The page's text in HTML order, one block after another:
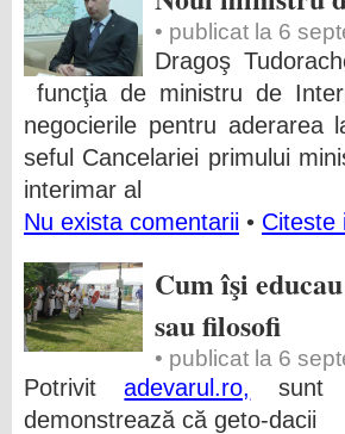
• publicat la 6
Dragoş
funcţia de ministru de
negocierile pentru aderarea
seful Cancelariei primului
interimar al
Nu exista comentarii • Citeste
Cum îşi
sau filosofi
• publicat la 6
Potrivitadevarul.ro,
sunt
demonstrează că geto-dacii